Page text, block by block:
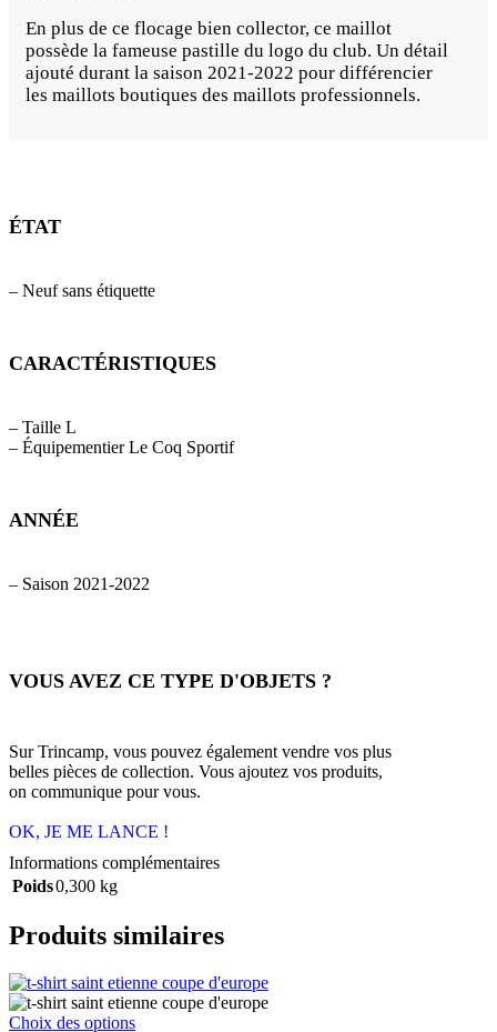
En plus de ce flocage bien collector, ce maillot
possède la fameuse pastille du logo du club. Un détail
ajouté durant la saison 2021-2022 pour différencier
les maillots boutiques des maillots professionnels.
ÉTAT
– Neuf sans étiquette
CARACTÉRISTIQUES
– Taille L
– Équipementier Le Coq Sportif
ANNÉE
– Saison 2021-2022
VOUS AVEZ CE TYPE D'OBJETS ?
Sur Trincamp, vous pouvez également vendre vos plus
belles pièces de collection. Vous ajoutez vos produits,
on communique pour vous.
OK, JE ME LANCE !
Informations complémentaires
Poids0,300 kg
Produits similaires
Choix des options